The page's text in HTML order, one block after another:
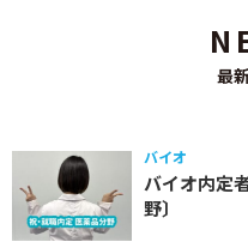
最
バイオ
バイオ内定
野〕